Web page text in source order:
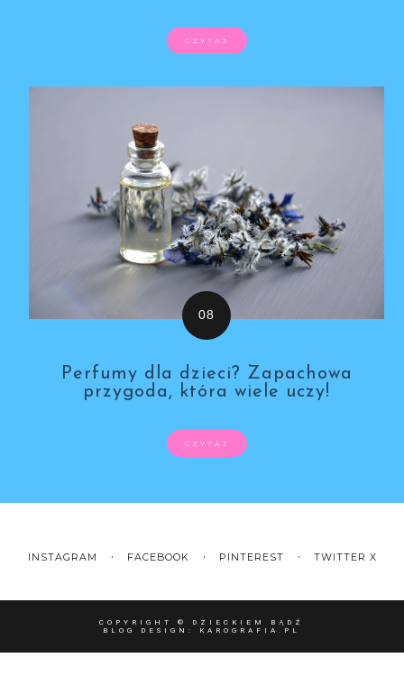
CZYTAJ
Perfumy dla dzieci? Zapachowa
przygoda, która wiele uczy!
CZYTAJ
INSTAGRAM FACEBOOK PINTEREST TWITTER X
COPYRIGHT © DZIECKIEM BĄDŹ
BLOG DESIGN: KAROGRAFIA.PL